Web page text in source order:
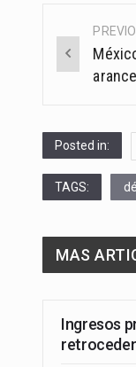
Post
Posted in:
TAGS:
MAS
Ingresos